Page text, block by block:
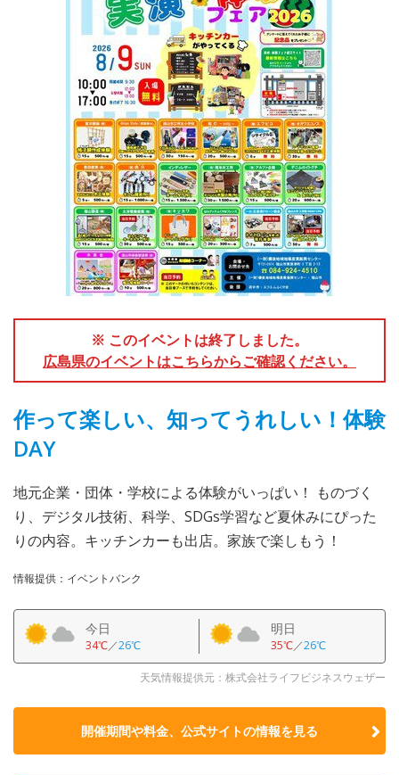
※ このイベントは終了しました。
広島県のイベントはこちらからご確認ください。
作って楽しい、知ってうれしい！体験
DAY
地元企業・団体・学校による体験がいっぱい！ ものづく
り、デジタル技術、科学、SDGs学習など夏休みにぴった
りの内容。キッチンカーも出店。家族で楽しもう！
情報提供：イベントバンク
今日
34℃／26℃
明日
35℃／26℃
天気情報提供元：株式会社ライフビジネスウェザー
開催期間や料金、公式サイトの情報を見る